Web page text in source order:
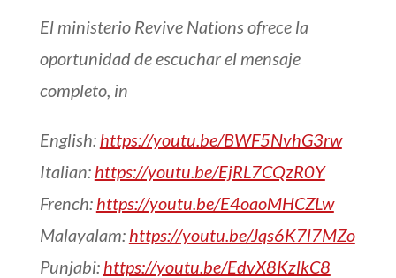
El ministerio Revive Nations ofrece la
oportunidad de escuchar el mensaje
completo, in
English: https://youtu.be/BWF5NvhG3rw
Italian: https://youtu.be/EjRL7CQzR0Y
French: https://youtu.be/E4oaoMHCZLw
Malayalam: https://youtu.be/Jqs6K7l7MZo
Punjabi: https://youtu.be/EdvX8KzlkC8